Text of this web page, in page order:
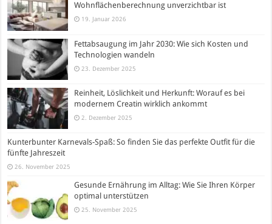
Wohnflächenberechnung unverzichtbar ist
19. Januar 2026
Fettabsaugung im Jahr 2030: Wie sich Kosten und
Technologien wandeln
23. Dezember 2025
Reinheit, Löslichkeit und Herkunft: Worauf es bei
modernem Creatin wirklich ankommt
2. Dezember 2025
Kunterbunter Karnevals-Spaß: So finden Sie das perfekte Outfit für die
fünfte Jahreszeit
26. November 2025
Gesunde Ernährung im Alltag: Wie Sie Ihren Körper
optimal unterstützen
25. November 2025